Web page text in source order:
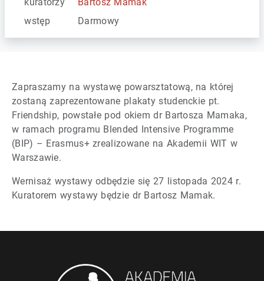
wstęp
Darmowy
Zapraszamy na wystawę powarsztatową, na której
zostaną zaprezentowane plakaty studenckie pt.
Friendship, powstałe pod okiem dr Bartosza Mamaka,
w ramach programu Blended Intensive Programme
(BIP) – Erasmus+ zrealizowane na Akademii WIT w
Warszawie.
Wernisaż wystawy odbędzie się 27 listopada 2024 r.
Kuratorem wystawy będzie dr Bartosz Mamak.